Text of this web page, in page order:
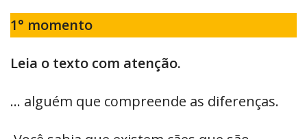
1° momento
Leia o texto com atenção.
… alguém que compreende as diferenças.